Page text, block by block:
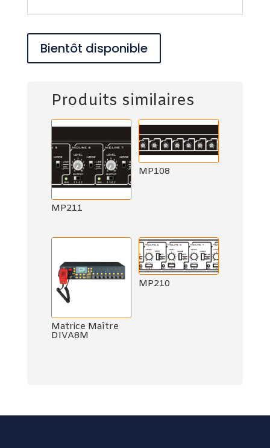
Bientôt disponible
Produits similaires
MP211
MP108
Matrice Maître
DIVA8M
MP210